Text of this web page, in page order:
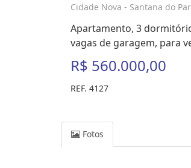
Cidade Nova - Santana do
Apartamento, 3
vagas de garagem, para
R$ 560.000,00
REF. 4127
Fotos